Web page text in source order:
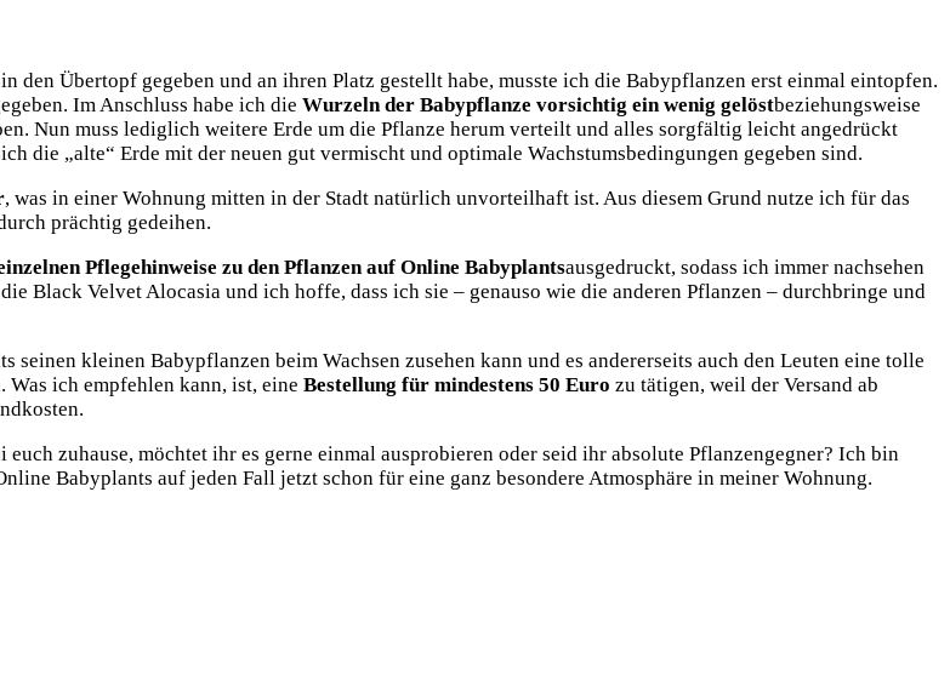
den Übertopf gegeben und an ihren Platz gestellt habe, musste ich die Babypflanzen erst einmal eintopfen.
Im Anschluss habe ich die Wurzeln der Babypflanze vorsichtig ein wenig gelöstbeziehungsweise
Nun muss lediglich weitere Erde um die Pflanze herum verteilt und alles sorgfältig leicht angedrückt
die „alte“ Erde mit der neuen gut vermischt und optimale Wachstumsbedingungen gegeben sind.
, was in einer Wohnung mitten in der Stadt natürlich unvorteilhaft ist. Aus diesem Grund nutze ich für das
prächtig gedeihen.
Pflegehinweise zu den Pflanzen auf Online Babyplantsausgedruckt, sodass ich immer nachsehen
Black Velvet Alocasia und ich hoffe, dass ich sie – genauso wie die anderen Pflanzen – durchbringe und
kleinen Babypflanzen beim Wachsen zusehen kann und es andererseits auch den Leuten eine tolle
ich empfehlen kann, ist, eine Bestellung für mindestens 50 Euro zu tätigen, weil der Versand ab
zuhause, möchtet ihr es gerne einmal ausprobieren oder seid ihr absolute Pflanzengegner? Ich bin
Babyplants auf jeden Fall jetzt schon für eine ganz besondere Atmosphäre in meiner Wohnung.